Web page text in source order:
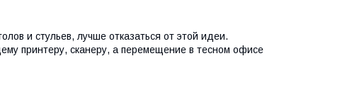
и стульев, лучше отказаться от этой идеи.
принтеру, сканеру, а перемещение в тесном офисе